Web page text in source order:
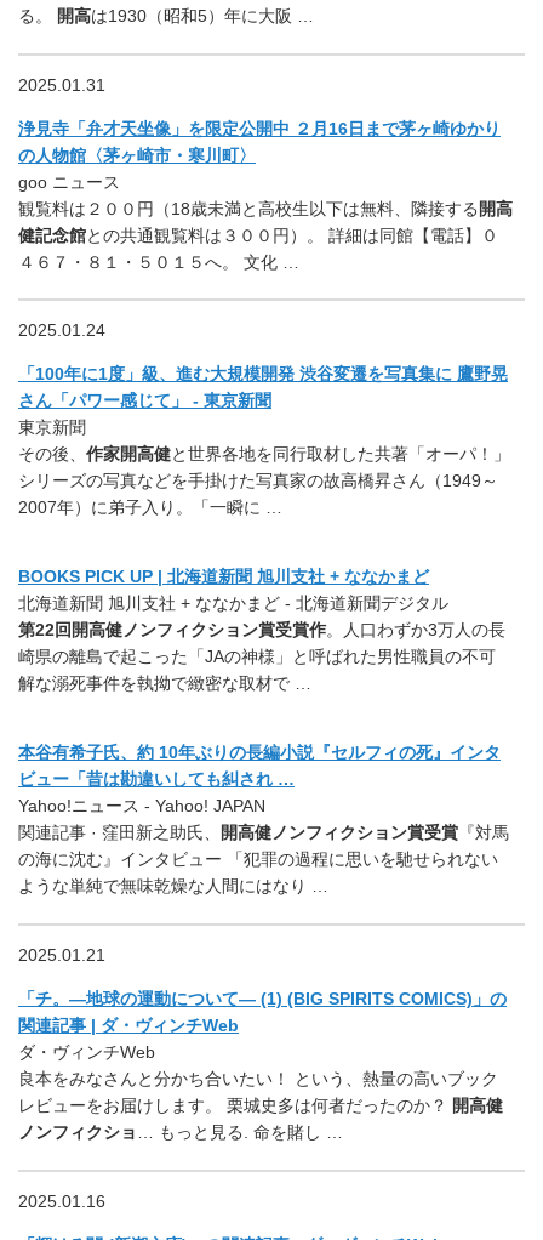
る。
開高は1930（昭和5）年に大阪 …
2025.01.31
浄見寺「弁才天坐像」を限定公開中 ２月16日まで茅ヶ崎ゆかり
の人物館〈茅ヶ崎市・寒川町〉
goo ニュース
観覧料は２００円（18歳未満と高校生以下は無料、隣接する開高
健記念館との共通観覧料は３００円）。 詳細は同館【電話】０
４６７・８１・５０１５へ。 文化 …
2025.01.24
「100年に1度」級、進む大規模開発 渋谷変遷を写真集に 鷹野晃
さん「パワー感じて」 - 東京新聞
東京新聞
その後、 作家開高健と世界各地を同行取材した共著「オーパ！」
シリーズの写真などを手掛けた写真家の故高橋昇さん（1949～
2007年）に弟子入り。「一瞬に …
BOOKS PICK UP | 北海道新聞 旭川支社 + ななかまど
北海道新聞 旭川支社 + ななかまど - 北海道新聞デジタル
第22回開高健ノンフィクション賞受賞作。人口わずか3万人の長
崎県の離島で起こった「JAの神様」と呼ばれた男性職員の不可
解な溺死事件を執拗で緻密な取材で …
本谷有希子氏、約 10年ぶりの長編小説『セルフィの死』インタ
ビュー「昔は勘違いしても糾され …
Yahoo!ニュース - Yahoo! JAPAN
関連記事 · 窪田新之助氏、
開高健ノンフィクション賞受賞 『対馬
の海に沈む』インタビュー 「犯罪の過程に思いを馳せられない
ような単純で無味乾燥な人間にはなり …
2025.01.21
「チ。―地球の運動について― (1) (BIG SPIRITS COMICS)」の
関連記事 | ダ・ヴィンチWeb
ダ・ヴィンチWeb
良本をみなさんと分かち合いたい！ という、熱量の高いブック
レビューをお届けします。 栗城史多は何者だったのか？ 開高健
ノンフィクショ
… もっと見る. 命を賭し …
2025.01.16